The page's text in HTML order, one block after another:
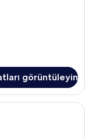
görüntüleyin
takımı, odada